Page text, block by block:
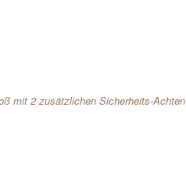
mit 2 zusätzlichen Sicherheits-Achten